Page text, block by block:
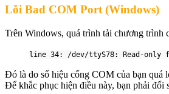
Lỗi Bad COM Port (Windows)
Trên Windows, quá trình tải chương trình
line 34: /dev/ttyS78: Read-only
Đó là do số hiệu cổng COM của bạn
Để khắc phục hiện điều này, bạn phải